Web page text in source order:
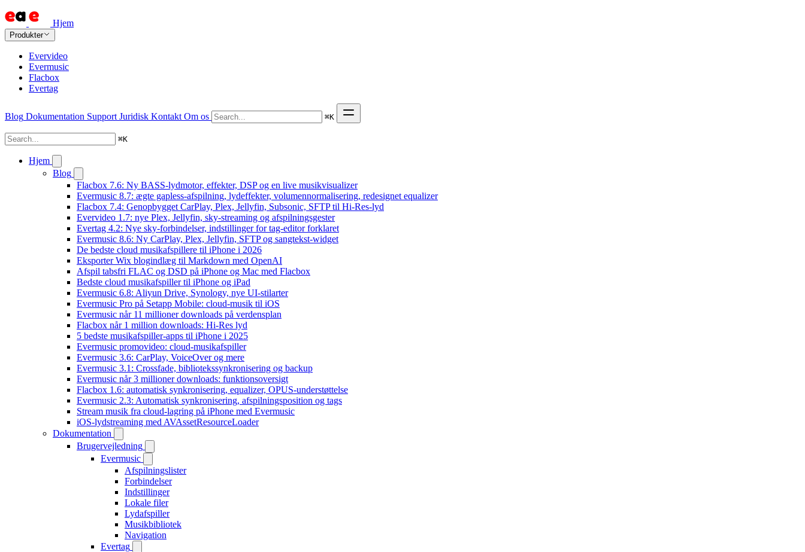
Hjem
Produkter
Evervideo
Evermusic
Flacbox
Evertag
Blog Dokumentation Support Juridisk Kontakt Om os ⌘K
⌘K
Hjem
Blog
Flacbox 7.6: Ny BASS-lydmotor, effekter, DSP og en live musikvisualizer
Evermusic 8.7: ægte gapless-afspilning, lydeffekter, volumennormalisering, redesignet equalizer
Flacbox 7.4: Genopbygget CarPlay, Plex, Jellyfin, Subsonic, SFTP til Hi-Res-lyd
Evervideo 1.7: nye Plex, Jellyfin, sky-streaming og afspilningsgester
Evertag 4.2: Nye sky-forbindelser, indstillinger for tag-editor forklaret
Evermusic 8.6: Ny CarPlay, Plex, Jellyfin, SFTP og sangtekst-widget
De bedste cloud musikafspillere til iPhone i 2026
Eksporter Wix blogindlæg til Markdown med OpenAI
Afspil tabsfri FLAC og DSD på iPhone og Mac med Flacbox
Bedste cloud musikafspiller til iPhone og iPad
Evermusic 6.8: Aliyun Drive, Synology, nye UI-stilarter
Evermusic Pro på Setapp Mobile: cloud-musik til iOS
Evermusic når 11 millioner downloads på verdensplan
Flacbox når 1 million downloads: Hi-Res lyd
5 bedste musikafspiller-apps til iPhone i 2025
Evermusic promovideo: cloud-musikafspiller
Evermusic 3.6: CarPlay, VoiceOver og mere
Evermusic 3.1: Crossfade, bibliotekssynkronisering og backup
Evermusic når 3 millioner downloads: funktionsoversigt
Flacbox 1.6: automatisk synkronisering, equalizer, OPUS-understøttelse
Evermusic 2.3: Automatisk synkronisering, afspilningsposition og tags
Stream musik fra cloud-lagring på iPhone med Evermusic
iOS-lydstreaming med AVAssetResourceLoader
Dokumentation
Brugervejledning
Evermusic
Afspilningslister
Forbindelser
Indstillinger
Lokale filer
Lydafspiller
Musikbibliotek
Navigation
Evertag